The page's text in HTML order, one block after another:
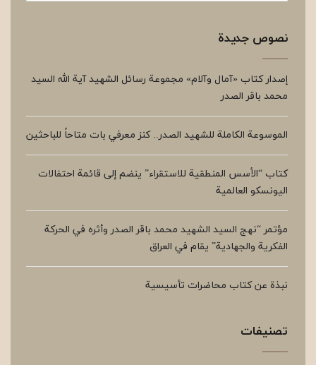
نصوص جديدة
إصدار كتاب «آمال وآلام» مجموعة رسائل الشهيد آية الله السيد
محمد باقر الصدر
الموسوعة الكاملة للشهيد الصدر.. كنز معرفي بات متاحاً للباحثين
كتاب “الأسس المنطقية للاستقراء” ينضم إلى قائمة احتفالات
اليونسكو العالمية
مؤتمر “نهج السيد الشهيد محمد باقر الصدر وأثره في الحركة
الفكرية والجهادية” يقام في العراق
نبذة عن كتاب محاضرات تأسيسية
تصنيفات